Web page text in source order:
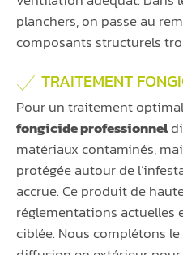
planchers, on passe au
composants structurels
TRAITEMENT
Pour un traitement
fongicide professionnel
matériaux contaminés,
protégée autour de
accrue. Ce produit de
réglementations actuelles
ciblée. Nous complétons